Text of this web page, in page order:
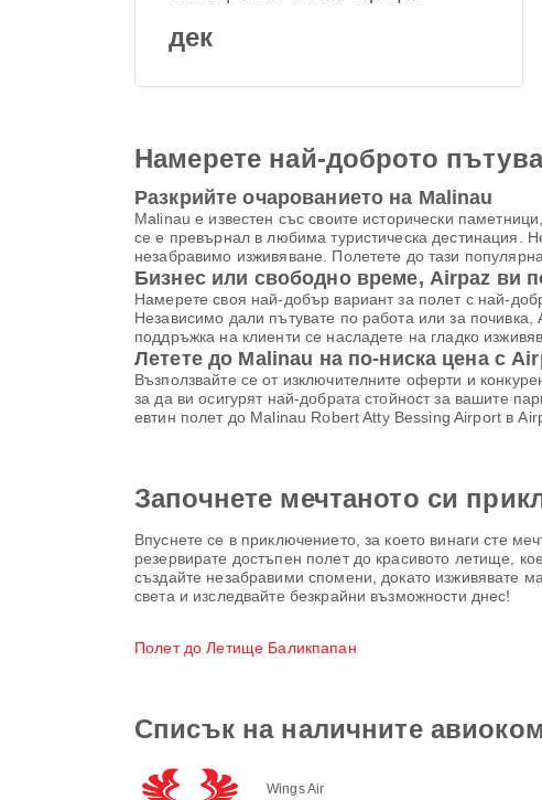
дек
Намерете най-доброто
Разкрийте очарованието на Malinau
Malinau е известен със своите исторически
се е превърнал в любима туристическа дестинация.
незабравимо изживяване. Полетете до тази
Бизнес или свободно време, Airpaz ви
Намерете своя най-добър вариант за полет с най-
Независимо дали пътувате по работа или за
поддръжка на клиенти се насладете на гладко
Летете до Malinau на по-ниска цена с
Възползвайте се от изключителните оферти и
за да ви осигурят най-добрата стойност за вашите
евтин полет до Malinau Robert Atty Bessing Airport в
Започнете мечтаното си
Впуснете се в приключението, за което винаги сте
резервирате достъпен полет до красивото летище,
създайте незабравими спомени, докато изживявате
света и изследвайте безкрайни възможности днес!
Полет до Летище Баликпапан
Списък на наличните
Wings Air